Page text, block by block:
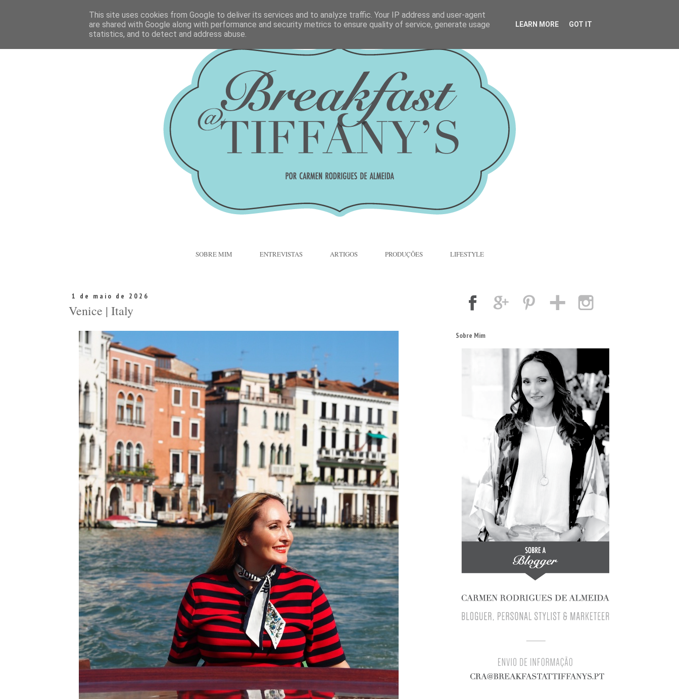
SOBRE MIM ENTREVISTAS ARTIGOS PRODUÇÕES LIFESTYLE
1 de maio de 2026
Venice | Italy
Sobre Mim
This site uses cookies from Google to deliver its services and to analyze traffic. Your IP address and user-agent
are shared with Google along with performance and security metrics to ensure quality of service, generate usage
statistics, and to detect and address abuse.
LEARN MORE GOT IT